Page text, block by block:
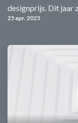
designprijs. Dit jaar
25 apr. 2025